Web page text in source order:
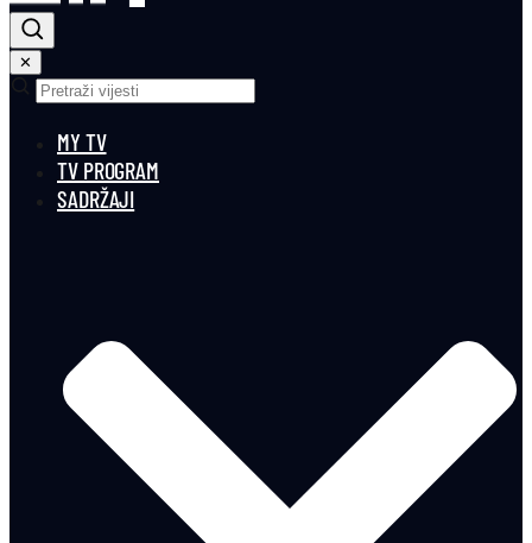
✕
MY TV
TV PROGRAM
SADRŽAJI